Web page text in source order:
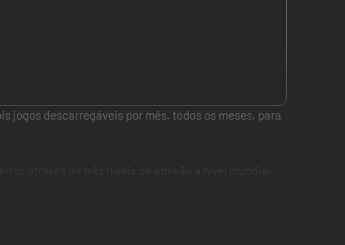
jogos descarregáveis por mês, todos os meses, para
descontos exclusivos, armazenamento em